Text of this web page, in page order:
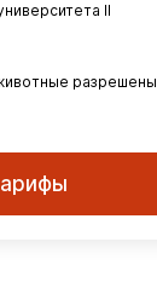
II
разрешены